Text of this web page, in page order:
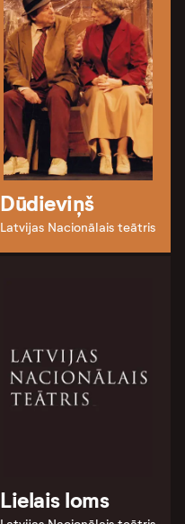
Dūdieviņš
Latvijas Nacionālais teātris
Lielais loms